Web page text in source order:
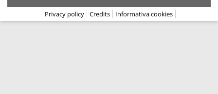
Privacy policy Credits Informativa cookies